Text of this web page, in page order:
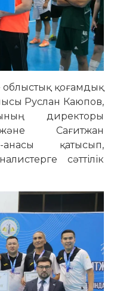
облыстық қоғамдық
Руслан Каюпов,
директоры
Сағитжан
анасы қатысып,
сәттілік